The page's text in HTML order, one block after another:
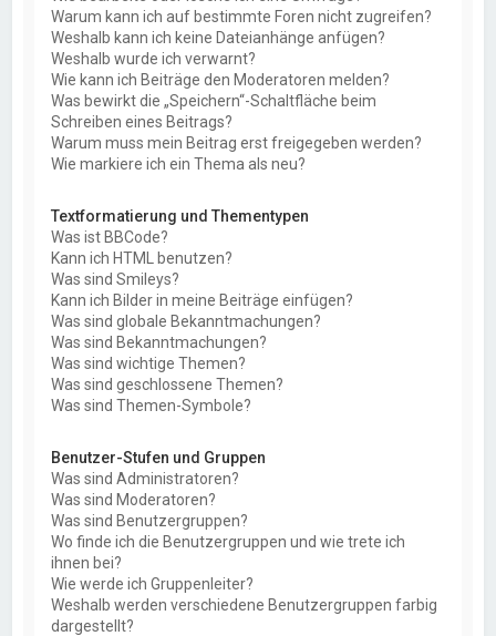
Warum kann ich auf bestimmte Foren nicht zugreifen?
Weshalb kann ich keine Dateianhänge anfügen?
Weshalb wurde ich verwarnt?
Wie kann ich Beiträge den Moderatoren melden?
Was bewirkt die „Speichern“-Schaltfläche beim
Schreiben eines Beitrags?
Warum muss mein Beitrag erst freigegeben werden?
Wie markiere ich ein Thema als neu?
Textformatierung und Thementypen
Was ist BBCode?
Kann ich HTML benutzen?
Was sind Smileys?
Kann ich Bilder in meine Beiträge einfügen?
Was sind globale Bekanntmachungen?
Was sind Bekanntmachungen?
Was sind wichtige Themen?
Was sind geschlossene Themen?
Was sind Themen-Symbole?
Benutzer-Stufen und Gruppen
Was sind Administratoren?
Was sind Moderatoren?
Was sind Benutzergruppen?
Wo finde ich die Benutzergruppen und wie trete ich
ihnen bei?
Wie werde ich Gruppenleiter?
Weshalb werden verschiedene Benutzergruppen farbig
dargestellt?